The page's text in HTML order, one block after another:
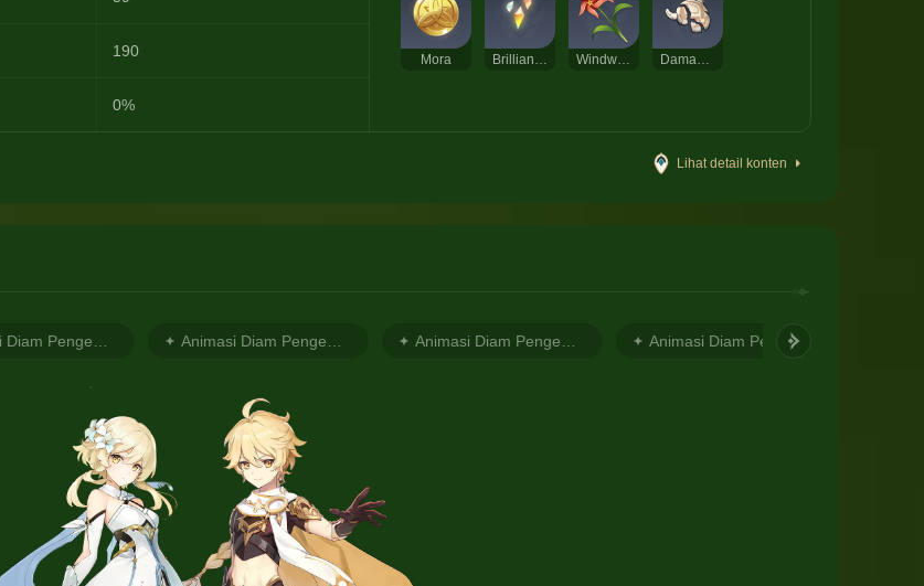
Mora
190
0%
Lihat detail konten
Animasi Diam Pengembara Laki-laki 2